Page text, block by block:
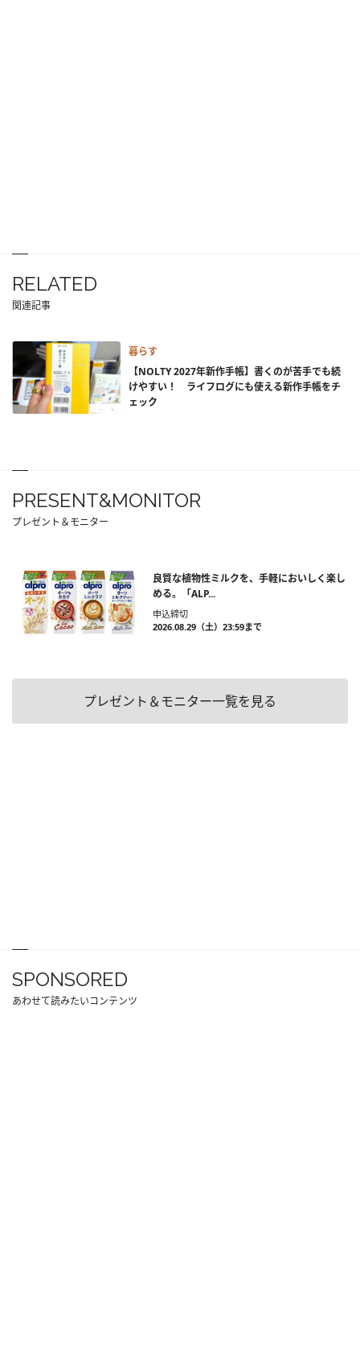
RELATED
関連記事
暮らす
【NOLTY 2027年新作手帳】書くのが苦手でも続
けやすい！ ライフログにも使える新作手帳をチ
ェック
PRESENT&MONITOR
プレゼント＆モニター
良質な植物性ミルクを、手軽においしく楽し
める。「ALP...
申込締切
2026.08.29（土）23:59まで
プレゼント＆モニター一覧を見る
SPONSORED
あわせて読みたいコンテンツ